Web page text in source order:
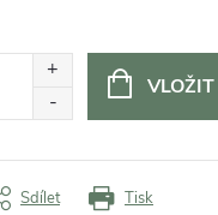
Tisk
Sdílet